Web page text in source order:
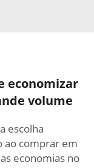
economizar
volume
escolha
ao comprar em
economias no